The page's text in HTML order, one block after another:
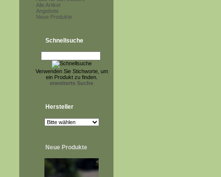
Alle Artikel
Angebote
Neue Produkte
Schnellsuche
Verwenden Sie Stichworte, um
ein Produkt zu finden.
erweiterte Suche
Hersteller
Neue Produkte